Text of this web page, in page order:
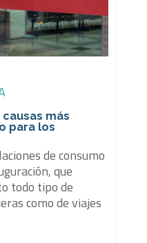
más
para los
de consumo
que
todo tipo de
como de viajes